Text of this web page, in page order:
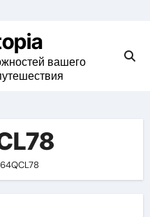
вашего